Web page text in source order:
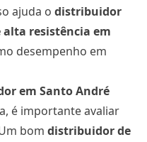
ajuda o distribuidor
resistência em
desempenho em
em Santo André
é importante avaliar
bom distribuidor de